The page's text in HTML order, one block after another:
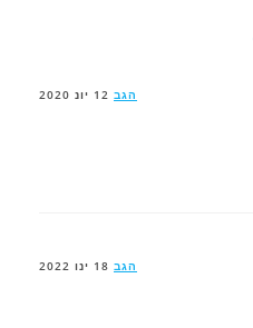
הגב 12 יונ 2020
הגב 18 ינו 2022